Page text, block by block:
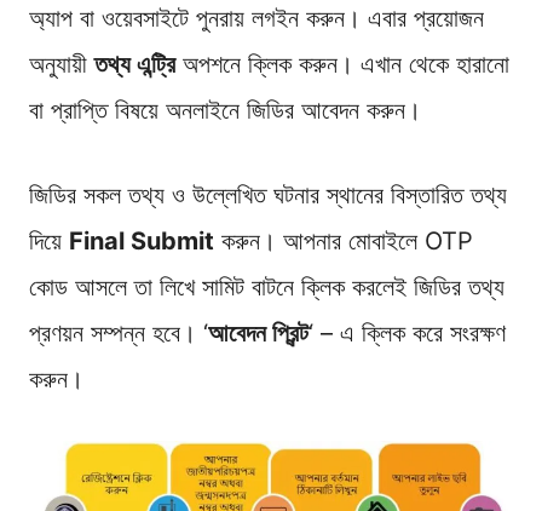
অ্যাপ বা ওয়েবসাইটে পুনরায় লগইন করুন। এবার প্রয়োজন
অনুযায়ীতথ্য এন্ট্রিঅপশনে ক্লিক করুন। এখান থেকে হারানো
বা প্রাপ্তি বিষয়ে অনলাইনে জিডির আবেদন করুন।
জিডির সকল তথ্য ও উল্লেখিত ঘটনার স্থানের বিস্তারিত তথ্য
দিয়ে Final Submit করুন। আপনার মোবাইলে OTP
কোড আসলে তা লিখে সামিট বাটনে ক্লিক করলেই জিডির তথ্য
প্রণয়ন সম্পন্ন হবে। ‘আবেদন প্রিন্ট‘ – এ ক্লিক করে সংরক্ষণ
করুন।